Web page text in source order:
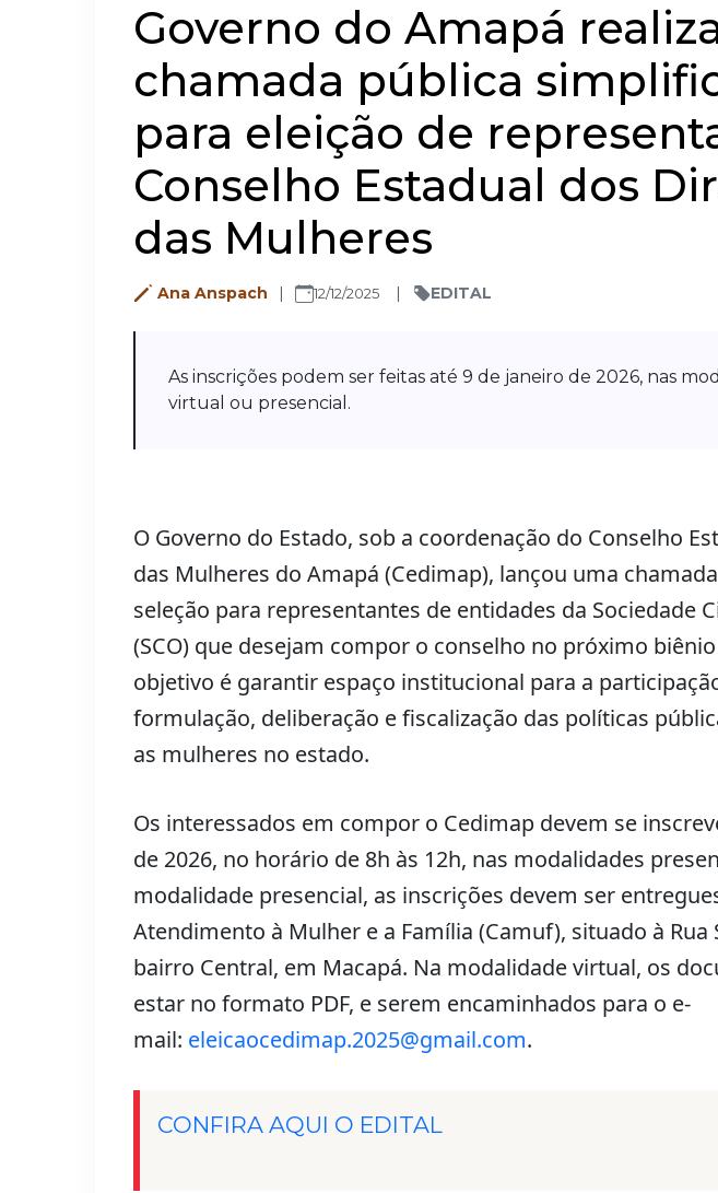
Governo do Amapá
chamada pública
para eleição de
Conselho Estadual dos
das Mulheres
Ana Anspach 12/12/2025 EDITAL
As inscrições podem ser feitas até 9 de janeiro de 2026, nas
virtual ou presencial.
O Governo do Estado, sob a coordenação do Conselho
das Mulheres do Amapá (Cedimap), lançou uma
seleção para representantes de entidades da Sociedade
(SCO) que desejam compor o conselho no próximo biênio
objetivo é garantir espaço institucional para a
formulação, deliberação e fiscalização das políticas
as mulheres no estado.
Os interessados em compor o Cedimap devem se
de 2026, no horário de 8h às 12h, nas modalidades
modalidade presencial, as inscrições devem ser
Atendimento à Mulher e a Família (Camuf), situado à Rua
bairro Central, em Macapá. Na modalidade virtual, os
estar no formato PDF, e serem encaminhados para o e-
mail: eleicaocedimap.2025@gmail.com.
CONFIRA AQUI O EDITAL